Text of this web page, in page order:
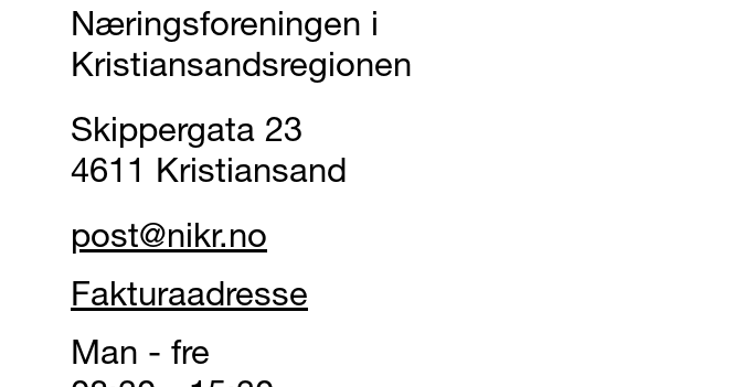
Næringsforeningen i
Kristiansandsregionen
Skippergata 23
4611 Kristiansand
post@nikr.no
Fakturaadresse
Man - fre